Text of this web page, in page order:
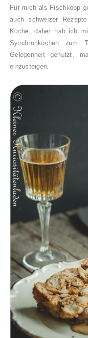
Für mich als Fischkopp
auch schweizer
Küche, daher hab ich
Synchronkochen zum
Gelegenheit genutzt,
einzusteigen.